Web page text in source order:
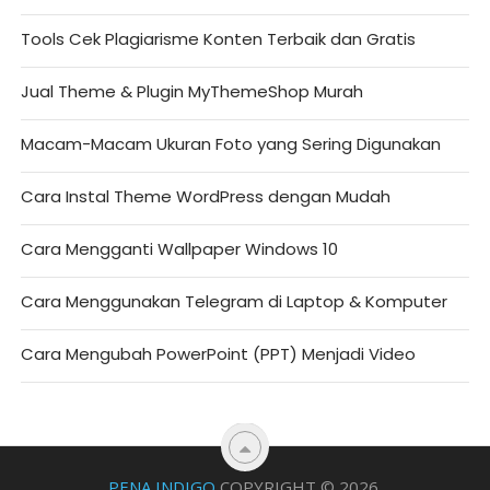
Tools Cek Plagiarisme Konten Terbaik dan Gratis
Jual Theme & Plugin MyThemeShop Murah
Macam-Macam Ukuran Foto yang Sering Digunakan
Cara Instal Theme WordPress dengan Mudah
Cara Mengganti Wallpaper Windows 10
Cara Menggunakan Telegram di Laptop & Komputer
Cara Mengubah PowerPoint (PPT) Menjadi Video